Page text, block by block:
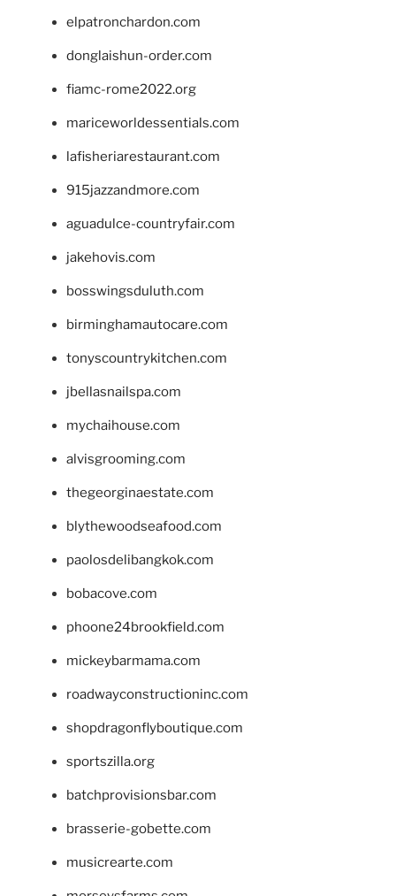
elpatronchardon.com
donglaishun-order.com
fiamc-rome2022.org
mariceworldessentials.com
lafisheriarestaurant.com
915jazzandmore.com
aguadulce-countryfair.com
jakehovis.com
bosswingsduluth.com
birminghamautocare.com
tonyscountrykitchen.com
jbellasnailspa.com
mychaihouse.com
alvisgrooming.com
thegeorginaestate.com
blythewoodseafood.com
paolosdelibangkok.com
bobacove.com
phoone24brookfield.com
mickeybarmama.com
roadwayconstructioninc.com
shopdragonflyboutique.com
sportszilla.org
batchprovisionsbar.com
brasserie-gobette.com
musicrearte.com